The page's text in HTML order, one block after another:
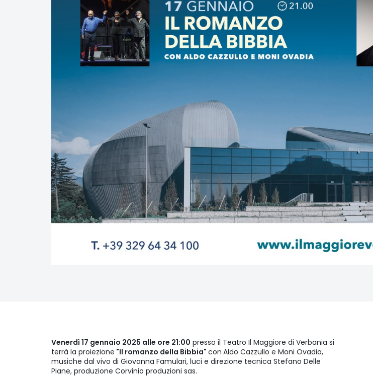
Venerdì 17 gennaio 2025 alle ore 21:00 presso il Teatro Il Maggiore di Verbania si
terrà la proiezione "Il romanzo della Bibbia" con Aldo Cazzullo e Moni Ovadia,
musiche dal vivo di Giovanna Famulari, luci e direzione tecnica Stefano Delle
Piane, produzione Corvinio produzioni sas.